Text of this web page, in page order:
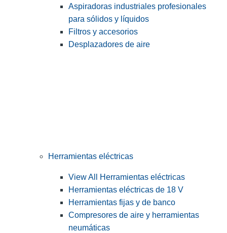
Aspiradoras industriales profesionales
para sólidos y líquidos
Filtros y accesorios
Desplazadores de aire
Herramientas eléctricas
View All Herramientas eléctricas
Herramientas eléctricas de 18 V
Herramientas fijas y de banco
Compresores de aire y herramientas
neumáticas